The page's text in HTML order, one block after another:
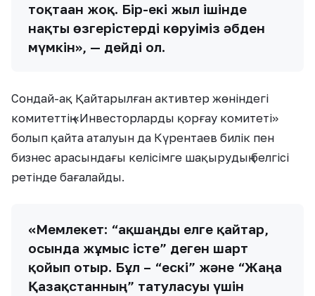
тоқтаған жоқ. Бір-екі жыл ішінде
нақты өзгерістерді көруіміз әбден
мүмкін», — дейді ол.
Сондай-ақ Қайтарылған активтер жөніндегі
комитеттің «Инвесторларды қорғау комитеті»
болып қайта аталуын да Күрентаев билік пен
бизнес арасындағы келісімге шақырудың белгісі
ретінде бағалайды.
«Мемлекет: “ақшаңды елге қайтар,
осында жұмыс істе” деген шарт
қойып отыр. Бұл – “ескі” және “Жаңа
Қазақстанның” татуласуы үшін